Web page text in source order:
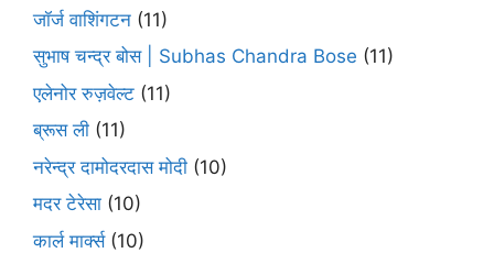
जॉर्ज वाशिंगटन (11)
सुभाष चन्द्र बोस | Subhas Chandra Bose (11)
एलेनोर रुज़वेल्ट (11)
ब्रूस ली (11)
नरेन्द्र दामोदरदास मोदी (10)
मदर टेरेसा (10)
कार्ल मार्क्स(10)